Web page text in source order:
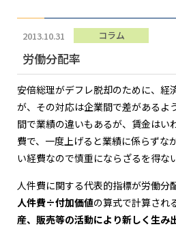
2013.10.31 コラム
労働分配率
安倍総理がデフレ脱却のために、経
が、その対応は企業間で差があるよ
間で業績の違いもあるが、賃金はい
費で、一度上げると業績に係らずな
い経費なので慎重にならざるを得な
人件費に関する代表的指標が労働分
人件費÷付加価値の算式で計算され
産、販売等の活動により新しく生み